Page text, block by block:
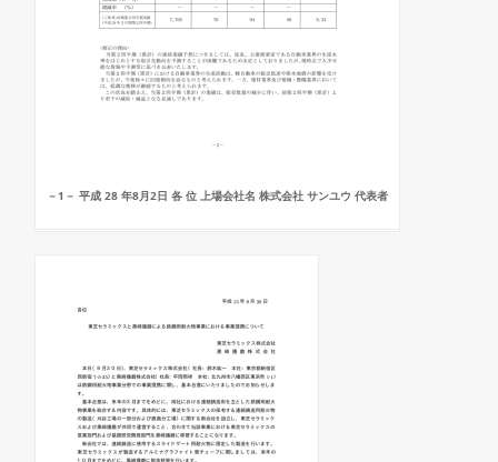
－1－ 平成 28 年8月2日 各 位 上場会社名 株式会社 サンユウ 代表者